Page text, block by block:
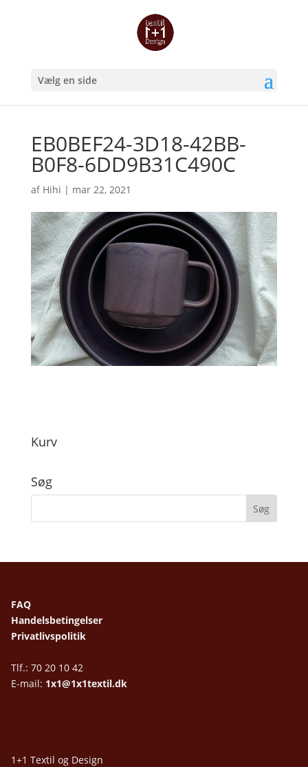
Vælg en side
EB0BEF24-3D18-42BB-
B0F8-6DD9B31C490C
af Hihi | mar 22, 2021
Kurv
Søg
FAQ
Handelsbetingelser
Privatlivspolitik
Tlf.: 70 20 10 42
E-mail: 1x1@1x1textil.dk
1+1 Textil og Design